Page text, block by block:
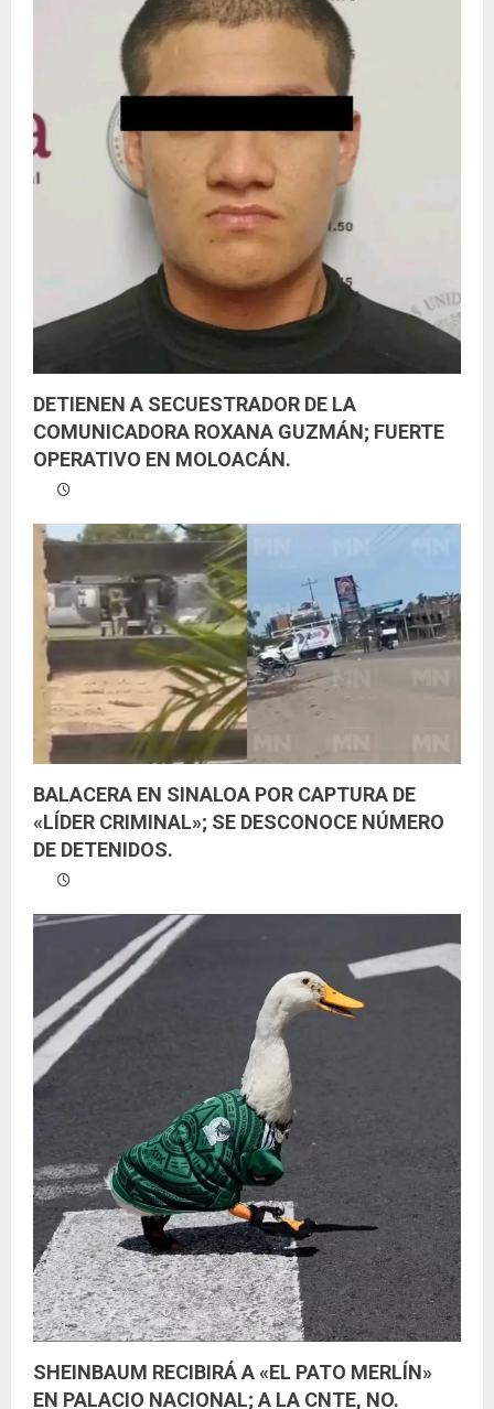
DETIENEN A SECUESTRADOR DE LA
COMUNICADORA ROXANA GUZMÁN; FUERTE
OPERATIVO EN MOLOACÁN.
BALACERA EN SINALOA POR CAPTURA DE
«LÍDER CRIMINAL»; SE DESCONOCE NÚMERO
DE DETENIDOS.
SHEINBAUM RECIBIRÁ A «EL PATO MERLÍN»
EN PALACIO NACIONAL; A LA CNTE, NO.